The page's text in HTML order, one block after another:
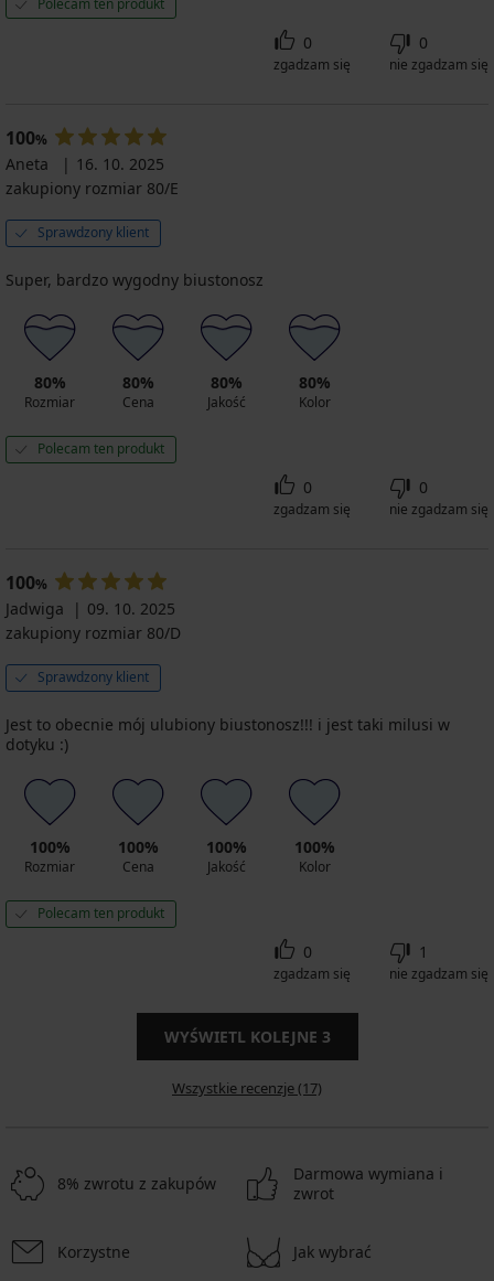
0
zgadzam się
0
nie zgadzam się
100%
Aneta
16. 10. 2025
zakupiony rozmiar 80/E
Sprawdzony klient
Super, bardzo wygodny biustonosz
80%
Rozmiar
80%
Cena
80%
Jakość
80%
Kolor
Polecam ten produkt
0
zgadzam się
0
nie zgadzam się
100%
Jadwiga
09. 10. 2025
zakupiony rozmiar 80/D
Sprawdzony klient
Jest to obecnie mój ulubiony biustonosz!!! i jest taki milusi w
dotyku :)
100%
Rozmiar
100%
Cena
100%
Jakość
100%
Kolor
Polecam ten produkt
0
zgadzam się
1
nie zgadzam się
WYŚWIETL KOLEJNE 3
Wszystkie recenzje (17)
8% zwrotu z zakupów
Darmowa wymiana i
zwrot
Korzystne Jak wybrać